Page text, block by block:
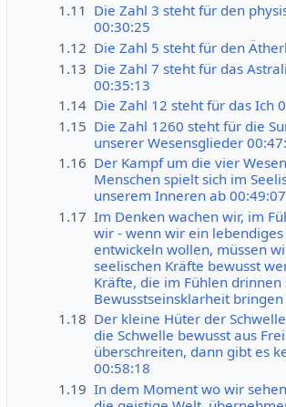
1.11 Die Zahl 3 steht für den
00:30:25
1.12 Die Zahl 5 steht für den
1.13 Die Zahl 7 steht für das
00:35:13
1.14 Die Zahl 12 steht für das Ich
1.15 Die Zahl 1260 steht für die
unserer Wesensglieder
1.16 Der Kampf um die vier
Menschen spielt sich im
unserem Inneren ab 00:49:07
1.17 Im Denken wachen wir, im
wir - wenn wir ein
entwickeln wollen, müssen
seelischen Kräfte bewusst
Kräfte, die im Fühlen drinnen
Bewusstseinsklarheit
1.18 Der kleine Hüter der
die Schwelle bewusst aus
überschreiten, dann gibt es
00:58:18
1.19 In dem Moment wo wir